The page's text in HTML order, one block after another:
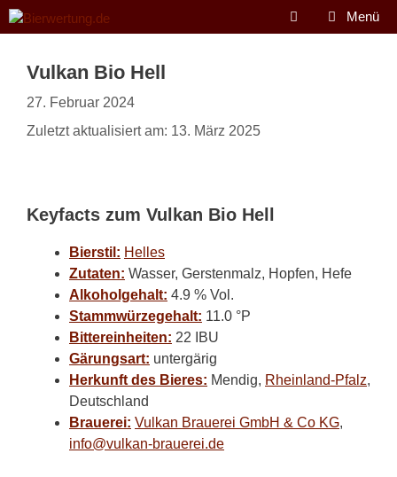
Zum
Inhalt
Menü
Vulkan Bio Hell
27. Februar 2024
Zuletzt aktualisiert am: 13. März 2025
Keyfacts zum Vulkan Bio Hell
Bierstil: Helles
Zutaten: Wasser, Gerstenmalz, Hopfen, Hefe
Alkoholgehalt: 4.9 % Vol.
Stammwürzegehalt: 11.0 °P
Bittereinheiten: 22 IBU
Gärungsart: untergärig
Herkunft des Bieres: Mendig, Rheinland-Pfalz,
Deutschland
Brauerei: Vulkan Brauerei GmbH & Co KG,
info@vulkan-brauerei.de